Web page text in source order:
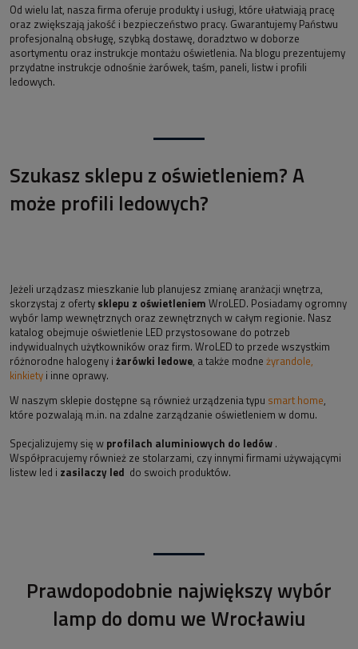
Od wielu lat, nasza firma oferuje produkty i usługi, które ułatwiają pracę
oraz zwiększają jakość i bezpieczeństwo pracy. Gwarantujemy Państwu
profesjonalną obsługę, szybką dostawę, doradztwo w doborze
asortymentu oraz instrukcje montażu oświetlenia. Na blogu prezentujemy
przydatne instrukcje odnośnie żarówek, taśm, paneli, listw i profili
ledowych.
Szukasz sklepu z oświetleniem? A
może profili ledowych?
Jeżeli urządzasz mieszkanie lub planujesz zmianę aranżacji wnętrza,
skorzystaj z oferty sklepu z oświetleniem WroLED. Posiadamy ogromny
wybór lamp wewnętrznych oraz zewnętrznych w całym regionie. Nasz
katalog obejmuje oświetlenie LED przystosowane do potrzeb
indywidualnych użytkowników oraz firm. WroLED to przede wszystkim
różnorodne halogeny i żarówki ledowe, a także modne żyrandole,
kinkiety i inne oprawy.
W naszym sklepie dostępne są również urządzenia typu smart home,
które pozwalają m.in. na zdalne zarządzanie oświetleniem w domu.
Specjalizujemy się w profilach aluminiowych do ledów .
Współpracujemy również ze stolarzami, czy innymi firmami używającymi
listew led i zasilaczy led do swoich produktów.
Prawdopodobnie największy wybór
lamp do domu we Wrocławiu